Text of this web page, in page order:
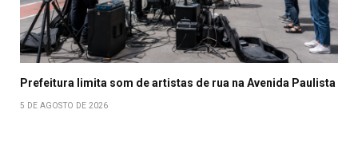
Prefeitura limita som de artistas de rua na Avenida Paulista
5 DE AGOSTO DE 2026